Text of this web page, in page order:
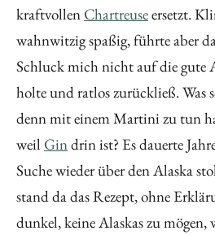
kraftvollen Chartreuseersetzt.
wahnwitzig spaßig, führte aber
Schluck mich nicht auf die gute
holte und ratlos zurückließ. Was
denn mit einem Martini zu tun
weil Gindrin ist? Es dauerte
Suche wieder über den Alaska
stand da das Rezept, ohne
dunkel, keine Alaskas zu